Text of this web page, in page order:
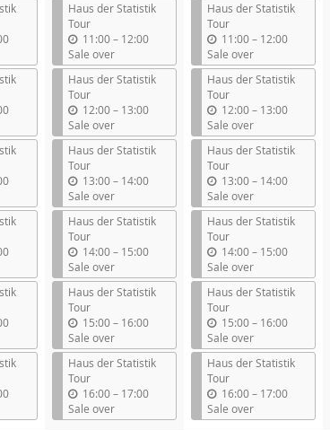
Haus der Statistik
Tour
11:00–u
t
i
12:00
Sale over
Haus der Statistik
Tour
12:00–u
t
i
13:00
Sale over
Haus der Statistik
Tour
13:00–u
t
i
14:00
Sale over
Haus der Statistik
Tour
14:00–u
t
i
15:00
Sale over
Haus der Statistik
Tour
15:00–u
t
i
16:00
Sale over
Haus der Statistik
Tour
16:00–u
t
17:00
Sale over
Haus der Statistik
Tour
11:00–u
t
i
12:00
Sale over
Haus der Statistik
Tour
12:00–u
t
i
13:00
Sale over
Haus der Statistik
Tour
13:00–u
t
i
14:00
Sale over
Haus der Statistik
Tour
14:00–u
t
i
15:00
Sale over
Haus der Statistik
Tour
15:00–u
t
i
16:00
Sale over
Haus der Statistik
Tour
16:00–u
t
17:00
Sale over